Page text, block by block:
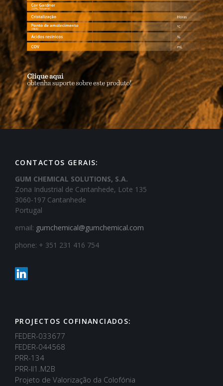
CONTACTOS GERAIS:
GUM CHEMICAL SOLUTIONS, S.A.
Zona Industrial de Cantanhede, Lote 135
3060-197 Cantanhede
Portugal
email: gumchemical@gumchemical.com
phone: + 351 231 416 754
PROJECTOS COFINANCIADOS:
FEDER-033677
FEDER-044568
PRR-134
PRR-II1.M2B
Projeto de Valorização da Colofónia